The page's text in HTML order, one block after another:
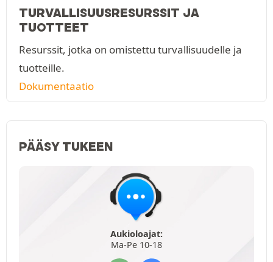
TURVALLISUUSRESURSSIT JA
TUOTTEET
Resurssit, jotka on omistettu turvallisuudelle ja
tuotteille.
Dokumentaatio
PÄÄSY TUKEEN
Aukioloajat:
Ma-Pe 10-18